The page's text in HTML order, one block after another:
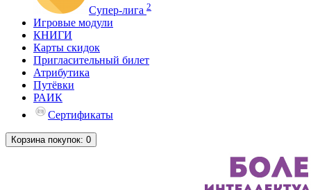
Супер-лига 2
Игровые модули
КНИГИ
Карты скидок
Пригласительный билет
Атрибутика
Путёвки
РАИК
Сертификаты
Корзинапокупок: 0